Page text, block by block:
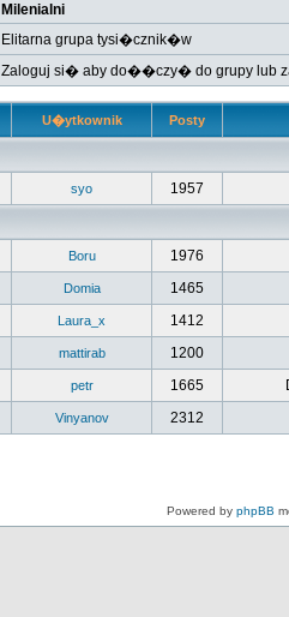
Milenialni
Elitarna grupa tysi�cznik�w
Zaloguj si� aby do��czy� do grupy
U�ytkownik Posty
syo
1957
Boru 1976
Domia 1465
Laura_x 1412
mattirab 1200
petr 1665
Vinyanov 2312
Powered by phpBB